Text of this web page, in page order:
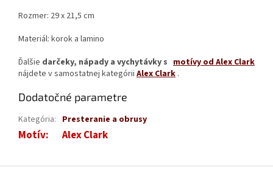
Rozmer: 29 x 21,5 cm
Materiál: korok a lamino
Ďalšie darčeky, nápady a vychytávky s motívy od Alex Clark
nájdete v samostatnej kategórii Alex Clark .
Dodatočné parametre
Kategória: Presteranie a obrusy
Motív: Alex Clark